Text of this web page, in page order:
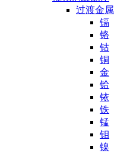
过渡金属
镉
铬
钴
铜
金
铪
铱
铁
锰
钼
镍